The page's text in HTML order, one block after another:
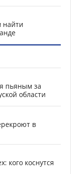
найти
пьяным за
области
в
кого коснутся